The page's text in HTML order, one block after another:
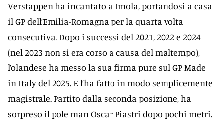
Verstappen ha incantato a Imola, portandosi a casa
il GP dell’Emilia-Romagna per la quarta volta
consecutiva. Dopo i successi del 2021, 2022 e 2024
(nel 2023 non si era corso a causa del maltempo),
l’olandese ha messo la sua firma pure sul GP Made
in Italy del 2025. E l’ha fatto in modo semplicemente
magistrale. Partito dalla seconda posizione, ha
sorpreso il pole man Oscar Piastri dopo pochi metri.